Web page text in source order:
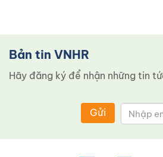
Bản tin VNHR
Hãy đăng ký để nhận những tin
Gửi